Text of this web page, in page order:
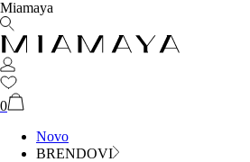
Miamaya
0
Novo
BRENDOVI